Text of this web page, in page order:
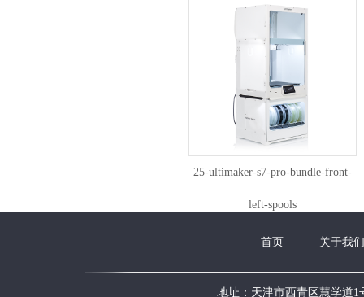
25-ultimaker-s7-pro-bundle-front-
left-spools
首页 关于我们
地址：天津市西青区慧学道1